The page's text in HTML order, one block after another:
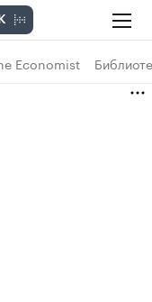
Economist